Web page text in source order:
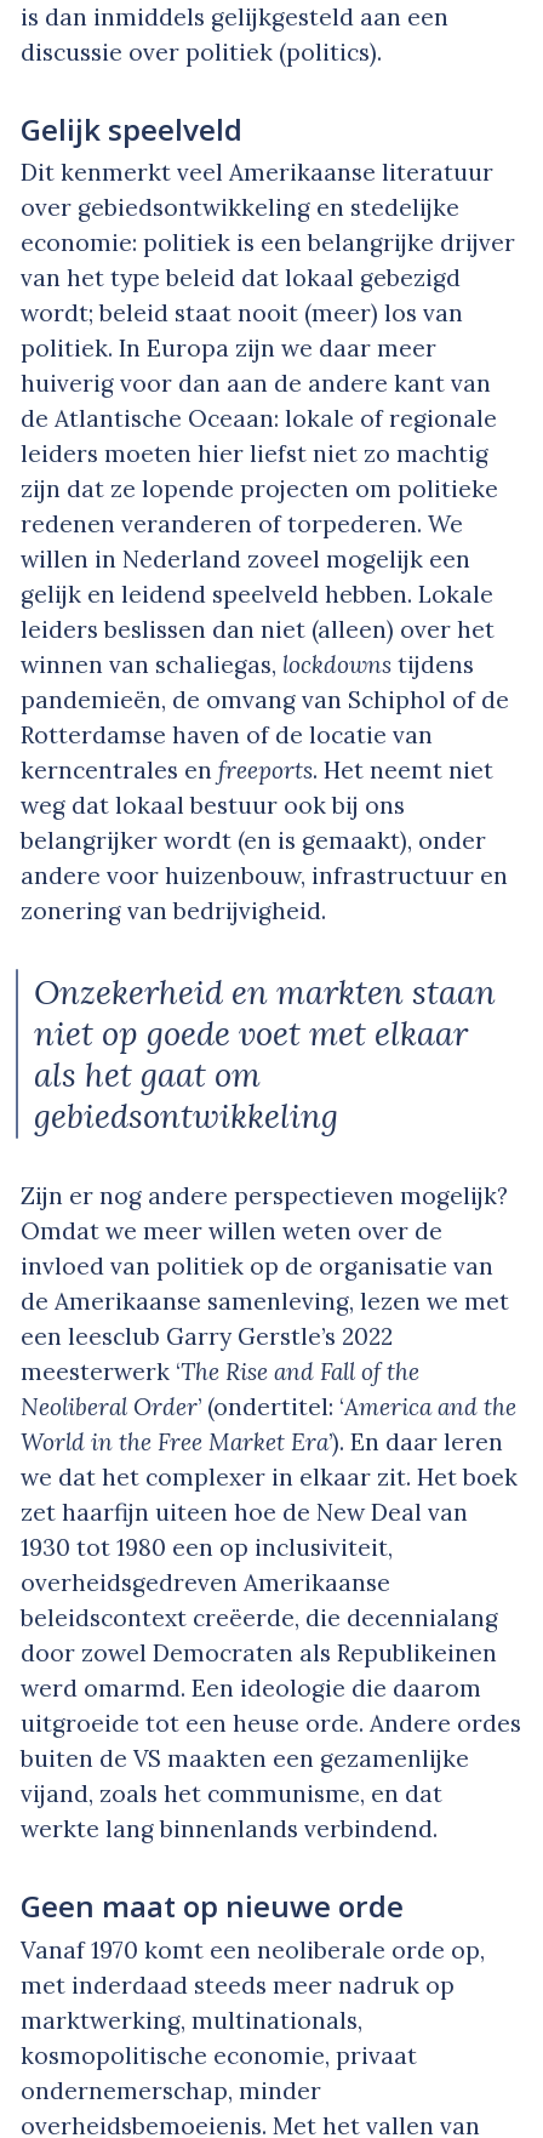
is dan inmiddels gelijkgesteld aan een
discussie over politiek (politics).
Gelijk speelveld
Dit kenmerkt veel Amerikaanse literatuur
over gebiedsontwikkeling en stedelijke
economie: politiek is een belangrijke drijver
van het type beleid dat lokaal gebezigd
wordt; beleid staat nooit (meer) los van
politiek. In Europa zijn we daar meer
huiverig voor dan aan de andere kant van
de Atlantische Oceaan: lokale of regionale
leiders moeten hier liefst niet zo machtig
zijn dat ze lopende projecten om politieke
redenen veranderen of torpederen. We
willen in Nederland zoveel mogelijk een
gelijk en leidend speelveld hebben. Lokale
leiders beslissen dan niet (alleen) over het
winnen van schaliegas, lockdowns tijdens
pandemieën, de omvang van Schiphol of de
Rotterdamse haven of de locatie van
kerncentrales en freeports. Het neemt niet
weg dat lokaal bestuur ook bij ons
belangrijker wordt (en is gemaakt), onder
andere voor huizenbouw, infrastructuur en
zonering van bedrijvigheid.
Onzekerheid en markten staan
niet op goede voet met elkaar
als het gaat om
gebiedsontwikkeling
Zijn er nog andere perspectieven mogelijk?
Omdat we meer willen weten over de
invloed van politiek op de organisatie van
de Amerikaanse samenleving, lezen we met
een leesclub Garry Gerstle’s 2022
meesterwerk ‘The Rise and Fall of the
Neoliberal Order’ (ondertitel: ‘America and the
World in the Free Market Era’). En daar leren
we dat het complexer in elkaar zit. Het boek
zet haarfijn uiteen hoe de New Deal van
1930 tot 1980 een op inclusiviteit,
overheidsgedreven Amerikaanse
beleidscontext creëerde, die decennialang
door zowel Democraten als Republikeinen
werd omarmd. Een ideologie die daarom
uitgroeide tot een heuse orde. Andere ordes
buiten de VS maakten een gezamenlijke
vijand, zoals het communisme, en dat
werkte lang binnenlands verbindend.
Geen maat op nieuwe orde
Vanaf 1970 komt een neoliberale orde op,
met inderdaad steeds meer nadruk op
marktwerking, multinationals,
kosmopolitische economie, privaat
ondernemerschap, minder
overheidsbemoeienis. Met het vallen van